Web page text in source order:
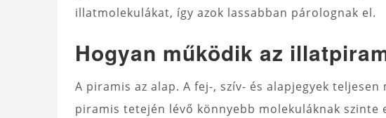
illatmolekulákat, így azok lassabban párolognak el.
Hogyan működik az
A piramis az alap. A fej-, szív- és alapjegyek
piramis tetején lévő könnyebb molekuláknak szinte